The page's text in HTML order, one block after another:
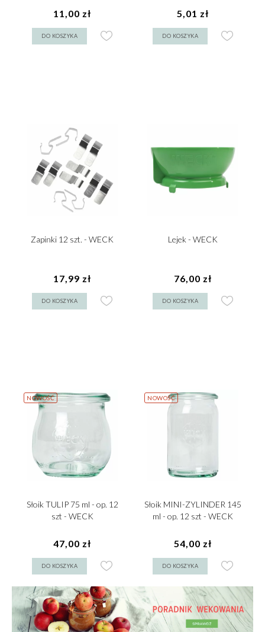
11,00 zł
DO KOSZYKA
5,01 zł
DO KOSZYKA
Zapinki 12 szt. - WECK
17,99 zł
DO KOSZYKA
Lejek - WECK
76,00 zł
DO KOSZYKA
NOWOŚĆ
Słoik TULIP 75 ml - op. 12
szt - WECK
47,00 zł
DO KOSZYKA
NOWOŚĆ
Słoik MINI-ZYLINDER 145
ml - op. 12 szt - WECK
54,00 zł
DO KOSZYKA